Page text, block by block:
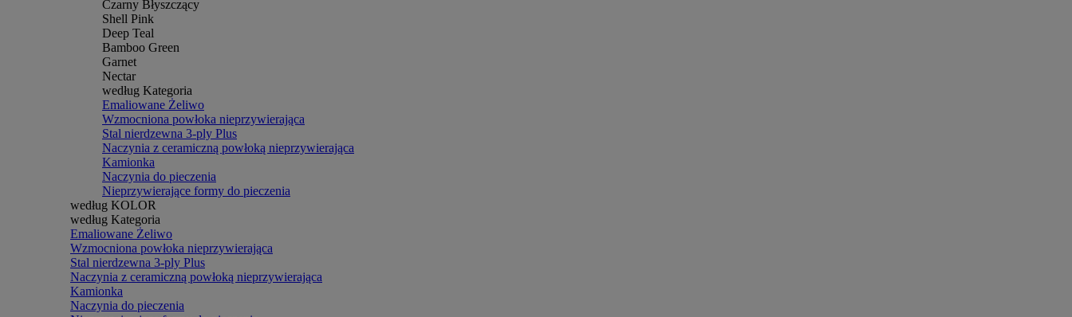
Czarny Błyszczący
Shell Pink
Deep Teal
Bamboo Green
Garnet
Nectar
według Kategoria
Emaliowane Żeliwo
Wzmocniona powłoka nieprzywierająca
Stal nierdzewna 3-ply Plus
Naczynia z ceramiczną powłoką nieprzywierająca
Kamionka
Naczynia do pieczenia
Nieprzywierające formy do pieczenia
według KOLOR
według Kategoria
Emaliowane Żeliwo
Wzmocniona powłoka nieprzywierająca
Stal nierdzewna 3-ply Plus
Naczynia z ceramiczną powłoką nieprzywierająca
Kamionka
Naczynia do pieczenia